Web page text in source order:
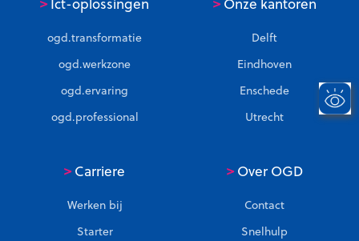
ogd.transformatie
ogd.werkzone
ogd.ervaring
ogd.professional
Delft
Eindhoven
Enschede
Utrecht
>Carriere
Werken bij
Starter
>Over OGD
Contact
Snelhulp